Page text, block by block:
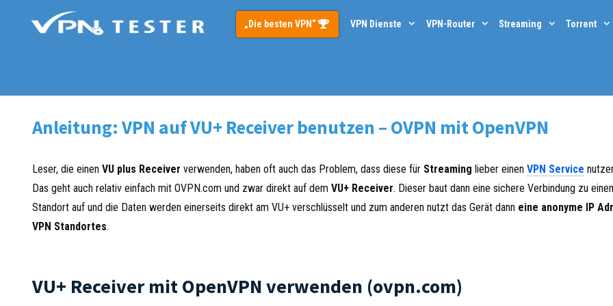
„Die besten VPN“ VPN Dienste VPN-Router Streaming Torrent
Anleitung: VPN auf VU+ Receiver benutzen – OVPN mit OpenVPN
Leser, die einen VU plus Receiver verwenden, haben oft auch das Problem, dass diese für Streaming lieber einen VPN Service
Das geht auch relativ einfach mit OVPN.com und zwar direkt auf dem VU+ Receiver. Dieser baut dann eine sichere Verbindung zu
Standort auf und die Daten werden einerseits direkt am VU+ verschlüsselt und zum anderen nutzt das Gerät dann eine anonyme IP
VPN Standortes.
VU+ Receiver mit OpenVPN verwenden (ovpn.com)